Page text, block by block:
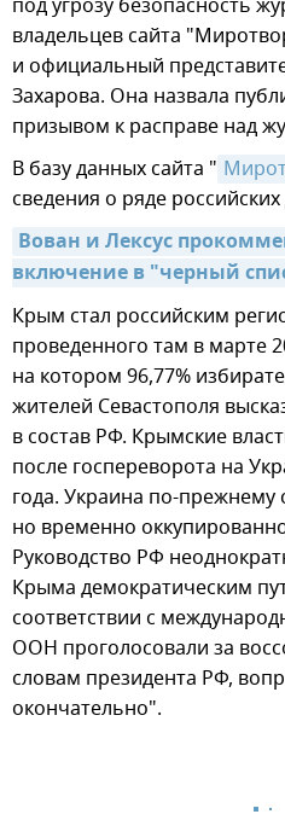
под угрозу безопасность
владельцев сайта
и официальный
Захарова. Она назвала
призывом к расправе над
В базу данных сайта "
сведения о ряде
Вован и Лексус
включение в "черный
Крым стал российским
проведенного там в марте
на котором 96,77%
жителей Севастополя
в состав РФ. Крымские
после госпереворота на
года. Украина по-прежнему
но временно
Руководство РФ
Крыма демократическим
соответствии с
ООН проголосовали за
словам президента РФ,
окончательно".